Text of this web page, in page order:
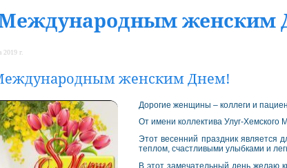
женским
2019 г.
женским Днем!
Дорогие женщины – коллеги и
От имени коллектива Улуг-
Этот весенний праздник является
теплом, счастливыми улыбками и
В этот замечательный день желаю